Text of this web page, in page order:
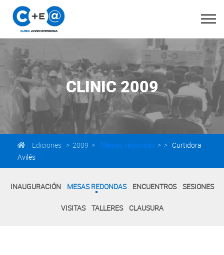
CLINIC 2009
Ediciones > 2009 > Mesas redondas > > Curtidora
Avilés
INAUGURACIÓN MESAS REDONDAS ENCUENTROS SESIONES
VISITAS TALLERES CLAUSURA